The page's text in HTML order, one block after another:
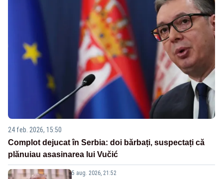
24 feb. 2026, 15:50
Complot dejucat în Serbia: doi bărbați, suspectați că
plănuiau asasinarea lui Vučić
5 aug. 2026, 21:52